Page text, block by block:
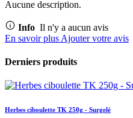
Aucune description.
Info Il n'y a aucun avis
En savoir plus Ajouter votre avis
Derniers produits
Herbes ciboulette TK 250g - Surgelé